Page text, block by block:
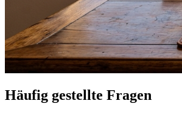
Häufig gestellte Fragen